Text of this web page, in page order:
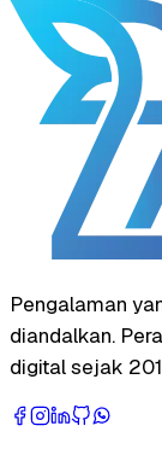
Pengalaman
diandalkan.
digital sejak